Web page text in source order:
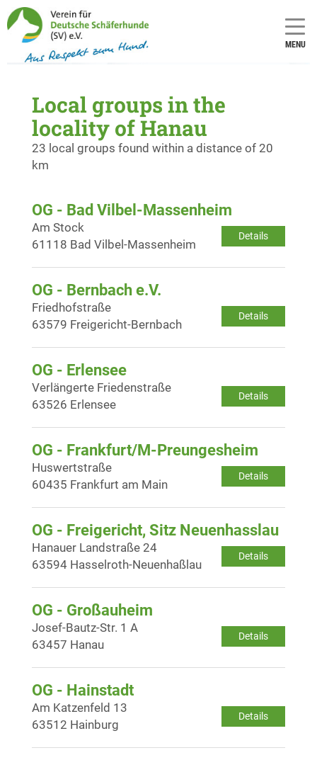
MENU
Local groups in the
locality of Hanau
23 local groups found within a distance of 20
km
OG - Bad Vilbel-Massenheim
Details
Am Stock
61118 Bad Vilbel-Massenheim
OG - Bernbach e.V.
Details
Friedhofstraße
63579 Freigericht-Bernbach
OG - Erlensee
Details
Verlängerte Friedenstraße
63526 Erlensee
OG - Frankfurt/M-Preungesheim
Details
Huswertstraße
60435 Frankfurt am Main
OG - Freigericht, Sitz Neuenhasslau
Details
Hanauer Landstraße 24
63594 Hasselroth-Neuenhaßlau
OG - Großauheim
Details
Josef-Bautz-Str. 1 A
63457 Hanau
OG - Hainstadt
Details
Am Katzenfeld 13
63512 Hainburg